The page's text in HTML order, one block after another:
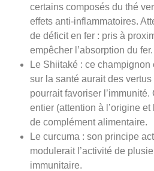
certains composés du thé
effets anti-inflammatoires.
de déficit en fer : pris à
empêcher l’absorption du fer.
Le Shiitaké : ce
sur la santé aurait des
pourrait favoriser
entier (attention à l’origine
de complément alimentaire.
Le curcuma : son principe
modulerait l’activité de
immunitaire.